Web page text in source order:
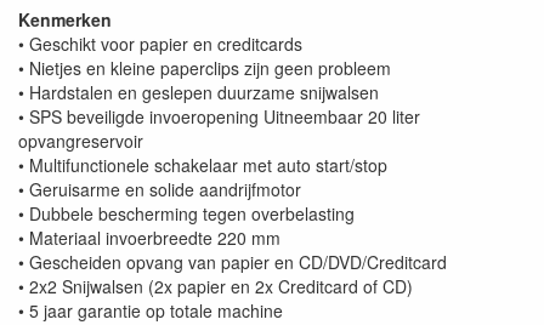
Kenmerken
• Geschikt voor papier en creditcards
• Nietjes en kleine paperclips zijn geen probleem
• Hardstalen en geslepen duurzame snijwalsen
• SPS beveiligde invoeropening Uitneembaar 20 liter
opvangreservoir
• Multifunctionele schakelaar met auto start/stop
• Geruisarme en solide aandrijfmotor
• Dubbele bescherming tegen overbelasting
• Materiaal invoerbreedte 220 mm
• Gescheiden opvang van papier en CD/DVD/Creditcard
• 2x2 Snijwalsen (2x papier en 2x Creditcard of CD)
• 5 jaar garantie op totale machine